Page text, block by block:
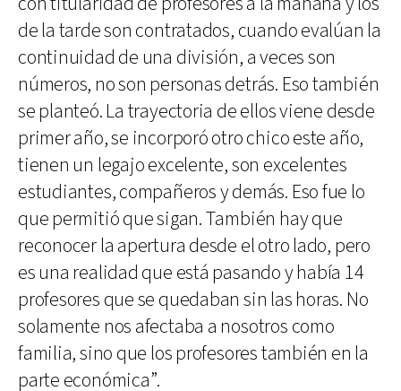
de la tarde son contratados, cuando evalúan la
continuidad de una división, a veces son
números, no son personas detrás. Eso también
se planteó. La trayectoria de ellos viene desde
primer año, se incorporó otro chico este año,
tienen un legajo excelente, son excelentes
estudiantes, compañeros y demás. Eso fue lo
que permitió que sigan. También hay que
reconocer la apertura desde el otro lado, pero
es una realidad que está pasando y había 14
profesores que se quedaban sin las horas. No
solamente nos afectaba a nosotros como
familia, sino que los profesores también en la
parte económica”.